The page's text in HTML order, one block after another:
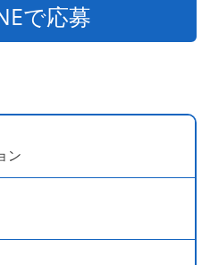
で応募
ン